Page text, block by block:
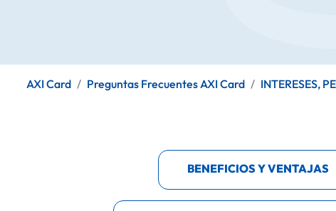
AXI Card Preguntas Frecuentes AXI Card INTERESES,
BENEFICIOS Y VENTAJAS